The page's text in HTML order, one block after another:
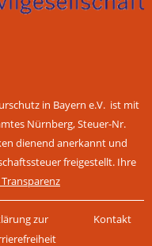
in Bayern e.V. ist mit
Nürnberg, Steuer-Nr.
dienend anerkannt und
freigestellt. Ihre
zur
Kontakt